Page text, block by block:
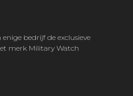
bedrijf de exclusieve
merk Military Watch